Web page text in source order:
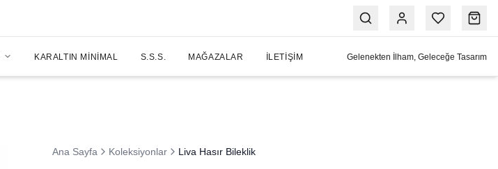
KARALTIN MINIMAL S.S.S. MAĞAZALAR İLETIŞIM Gelenekten İlham, Geleceğe Tasarım
Ana Sayfa Koleksiyonlar Liva Hasır Bileklik